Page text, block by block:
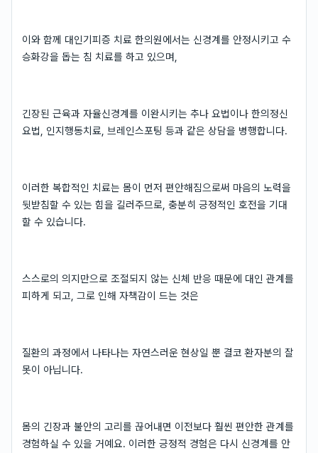
이와 함께 대인기피증 치료 한의원에서는 신경계를 안정시키고 수
승화강을 돕는 침 치료를 하고 있으며,
긴장된 근육과 자율신경계를 이완시키는 추나 요법이나 한의정신
요법, 인지행동치료, 브레인스포팅 등과 같은 상담을 병행합니다.
이러한 복합적인 치료는 몸이 먼저 편안해짐으로써 마음의 노력을
뒷받침할 수 있는 힘을 길러주므로, 충분히 긍정적인 호전을 기대
할 수 있습니다.
스스로의 의지만으로 조절되지 않는 신체 반응 때문에 대인 관계를
피하게 되고, 그로 인해 자책감이 드는 것은
질환의 과정에서 나타나는 자연스러운 현상일 뿐 결코 환자분의 잘
못이 아닙니다.
몸의 긴장과 불안의 고리를 끊어내면 이전보다 훨씬 편안한 관계를
경험하실 수 있을 거예요. 이러한 긍정적 경험은 다시 신경계를 안